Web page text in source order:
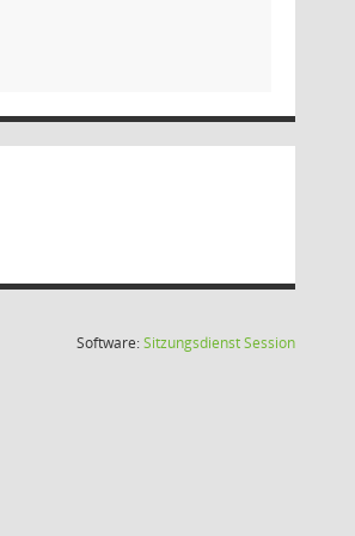
Software:SitzungsdienstSession(Wird in